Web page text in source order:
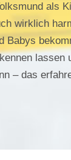
als
wirklich
Babys
lassen
– das